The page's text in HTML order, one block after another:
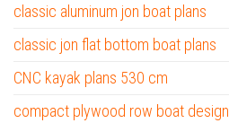
classic aluminum jon boat plans
classic jon flat bottom boat plans
CNC kayak plans 530 cm
compact plywood row boat design